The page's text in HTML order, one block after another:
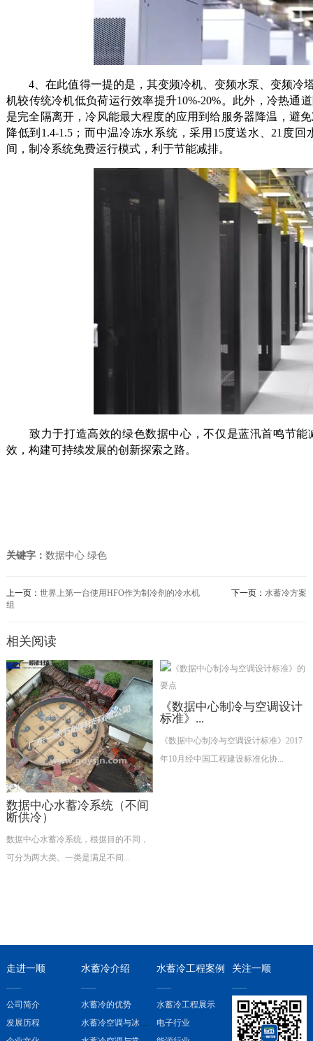
4、在此值得一提的是，其变频冷机、变频水泵、变频冷
机较传统冷机低负荷运行效率提升10%-20%。此外，冷热通
是完全隔离开，冷风能最大程度的应用到给服务器降温，避
降低到1.4-1.5；而中温冷冻水系统，采用15度送水、21度
间，制冷系统免费运行模式，利于节能减排。
致力于打造高效的绿色数据中心，不仅是蓝汛首鸣节能
效，构建可持续发展的创新探索之路。
关键字： 数据中心 绿色
下一页：水蓄冷方案
上一页： 世界上第一台使用HFO作为制冷剂的冷水机
组
相关阅读
数据中心水蓄冷系统（不间
断供冷）
数据中心水蓄冷系统，根据目的不同，
可分为两大类。一类是满足不间...
《数据中心制冷与空调设计
标准》...
《数据中心制冷与空调设计标准》2017
年10月经中国工程建设标准化协...
走进一顺
公司简介
发展历程
水蓄冷介绍
水蓄冷的优势
水蓄冷空调与冰蓄冷空调的对比
水蓄冷工程案例
水蓄冷工程展示
电子行业
关注一顺